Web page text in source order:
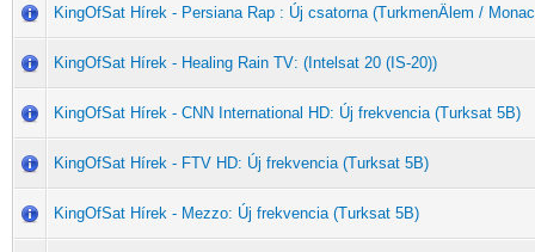
KingOfSat Hírek - Persiana Rap : Új csatorna (TurkmenÄlem /
KingOfSat Hírek - Healing Rain TV: (Intelsat 20 (IS-20))
KingOfSat Hírek - CNN International HD: Új frekvencia (Turksat 5B)
KingOfSat Hírek - FTV HD: Új frekvencia (Turksat 5B)
KingOfSat Hírek - Mezzo: Új frekvencia (Turksat 5B)